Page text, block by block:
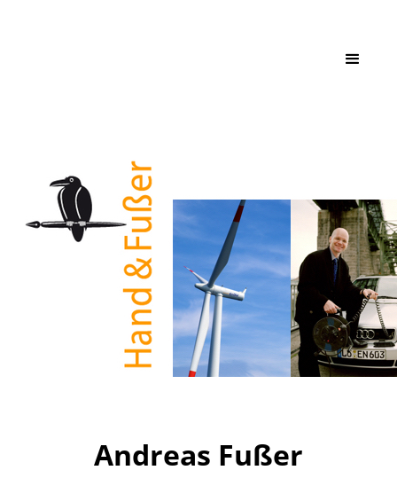
Andreas Fußer